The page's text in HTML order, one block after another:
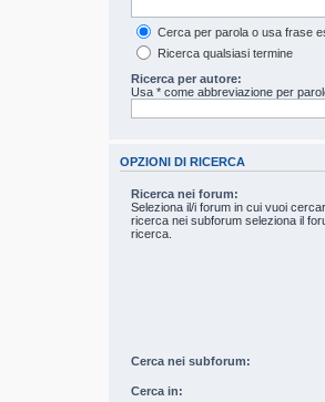
Cerca per parola o usa frase
Ricerca qualsiasi termine
Ricerca per autore:
Usa * come abbreviazione per
OPZIONI DI RICERCA
Ricerca nei forum:
Seleziona il/i forum in cui vuoi
ricerca nei subforum seleziona il
ricerca.
Cerca nei subforum:
Cerca in: